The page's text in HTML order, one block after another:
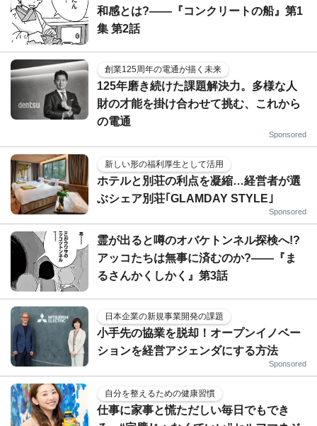
和感とは?――『コンクリートの船』第1
集 第2話
創業125周年の電通が描く未来
125年磨き続けた課題解決力。多様な人
財の才能を掛け合わせて挑む、これから
の電通
Sponsored
新しい形の福利厚生として活用
ホテルと別荘の利点を凝縮…経営者が選
ぶシェア別荘｢GLAMDAY STYLE｣
Sponsored
霊が出ると噂のオバケトンネル探検へ!?️
アッコたちは無事に済むのか?――『ま
るさんかくしかく』第3話
日本企業の新規事業開発の課題
小手先の協業を脱却！オープンイノベー
ションを経営アジェンダにする方法
Sponsored
自分を整えるための健康習慣
仕事に家事と慌ただしい毎日でもでき